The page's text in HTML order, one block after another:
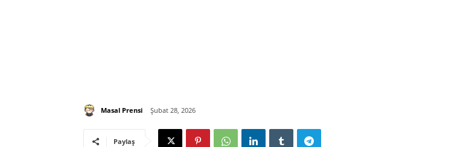
Masal Prensi Şubat 28, 2026
Paylaş